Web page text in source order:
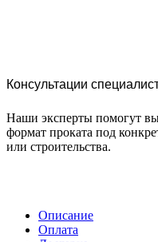
Консультации
Наши эксперты помогут
формат проката под
или строительства.
Описание
Оплата